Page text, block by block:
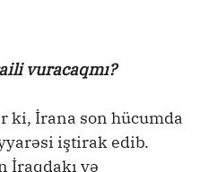
vuracaqmı?
ki, İrana son hücumda
iştirak edib.
İraqdakı və